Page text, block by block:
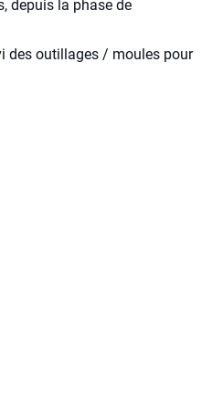
depuis la phase de
des outillages / moules pour